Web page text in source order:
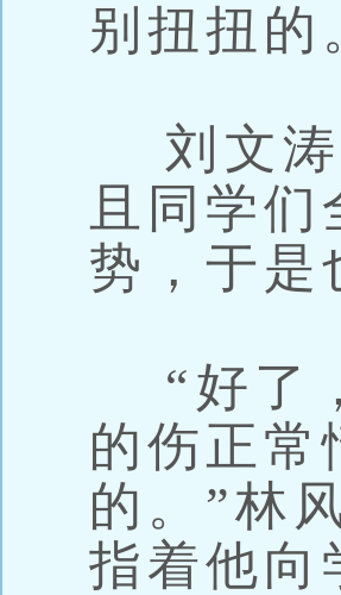
别扭扭的
刘文涛
且同学
势，于是
“好了
的伤正常
的。”林
指着他向